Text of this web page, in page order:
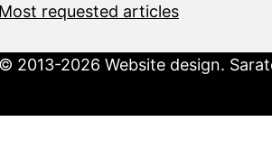
Most requested articles
© 2013-2026 Website design.